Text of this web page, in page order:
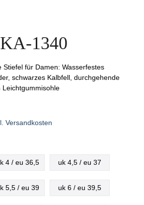
1340
Stiefel für Damen: Wasserfestes
schwarzes Kalbfell, durchgehende
Versandkosten
4 / eu 36,5 uk 4,5 / eu 37
5,5 / eu 39 uk 6 / eu 39,5